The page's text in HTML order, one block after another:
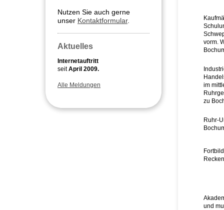
Nutzen Sie auch gerne
unser Kontaktformular.
Aktuelles
Internetauftritt
seitApril 2009.
Alle Meldungen
vorm.
im
zu
Ruhr-
und